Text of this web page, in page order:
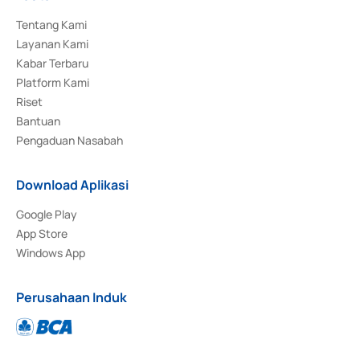
Tentang Kami
Layanan Kami
Kabar Terbaru
Platform Kami
Riset
Bantuan
Pengaduan Nasabah
Download Aplikasi
Google Play
App Store
Windows App
Perusahaan Induk